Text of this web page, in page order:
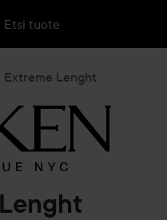
Extreme Lenght